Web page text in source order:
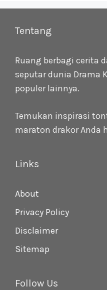
Tentang
Ruang berbagi cerita
seputar dunia Drama
populer lainnya.
Temukan inspirasi
maraton drakor Anda
Links
About
Privacy Policy
Disclaimer
Sitemap
Follow Us